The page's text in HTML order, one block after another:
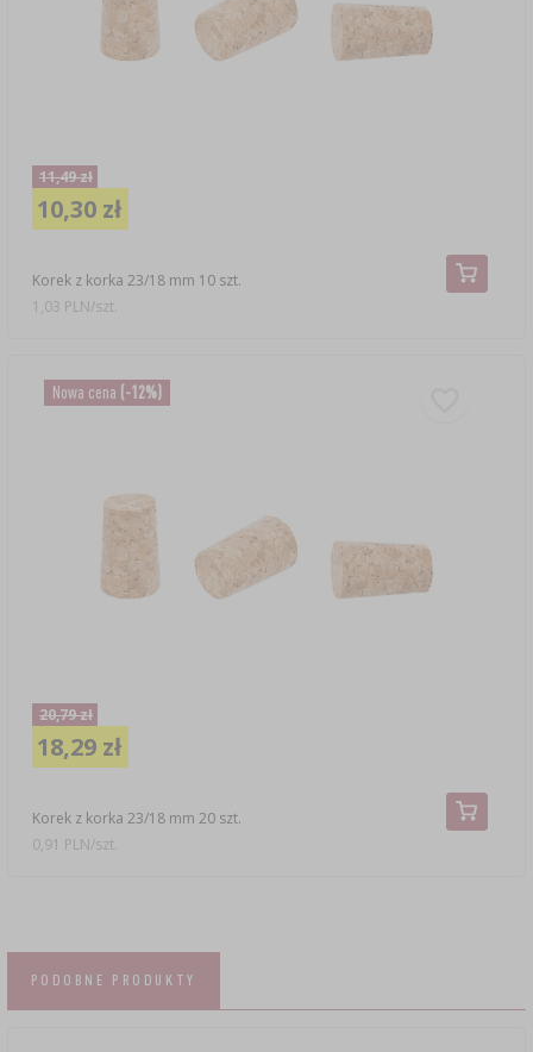
Korek z korka 23/18 mm 10 szt.
11,49 zł
10,30 zł
1,03 PLN/szt.
Nowa cena (-12%)
Korek z korka 23/18 mm 20 szt.
20,79 zł
18,29 zł
0,91 PLN/szt.
PODOBNE PRODUKTY